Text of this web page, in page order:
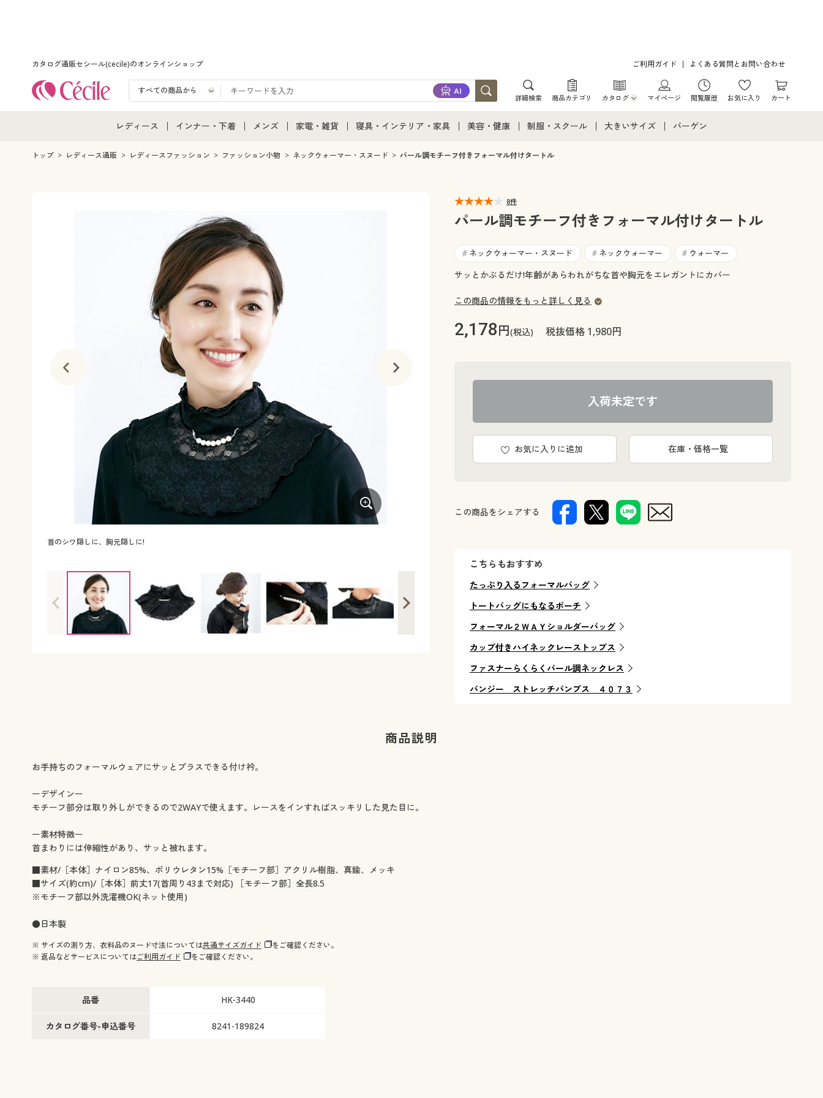
カタログ通販セシール(cecile)のオンラインショップ ご利用ガイド よくある質問とお問い合わせ
詳細検索 商品カテゴリ カタログ
カタログ・チラシからのご注文
マイページ 閲覧履歴 お気に入り カート
レディース
レディース通販すべて
インナー・下着
インナー・下着通販すべて
メンズ下着
ジュニア・ティーンズ下着
メンズ
メンズ通販すべて
家電・雑貨
家電・雑貨すべて
寝具・インテリア・家具
寝具・インテリア・家具通販すべて
カーテン・ラグ・ファブリック
美容・健康
美容・健康通販すべて
制服・スクール
制服・スクールすべて
ジュニア・ティーンズ下着
大きいサイズ
大きいサイズ レディース下着
大きいサイズ メンズ
大きいサイズ 事務・制服
バーゲン
トップ レディース通販 レディースファッション ファッション小物 ネックウォーマー・スヌード パール調モチーフ付きフォーマル付けタートル
首のシワ隠しに、胸元隠しに!
8件
パール調モチーフ付きフォーマル付けタートル
# ネックウォーマー・スヌード # ネックウォーマー # ウォーマー
サッとかぶるだけ!年齢があらわれがちな首や胸元をエレガントにカバー
この商品の情報をもっと詳しく見る
2,178円(税込) 税抜価格 1,980円
入荷未定です
お気に入りに追加 在庫・価格一覧
この商品をシェアする
こちらもおすすめ
たっぷり入るフォーマルバッグ
トートバッグにもなるポーチ
フォーマル２ＷＡＹショルダーバッグ
カップ付きハイネックレーストップス
ファスナーらくらくパール調ネックレス
パンジー ストレッチパンプス ４０７３
商品説明
お手持ちのフォーマルウェアにサッとプラスできる付け衿。
ーデザインー
モチーフ部分は取り外しができるので2WAYで使えます。レースをインすればスッキリした見た目に。
ー素材特徴ー
首まわりには伸縮性があり、サッと被れます。
■素材/［本体］ナイロン85%、ポリウレタン15%［モチーフ部］アクリル樹脂、真鍮、メッキ
■サイズ(約cm)/［本体］前丈17(首周り43まで対応) ［モチーフ部］全長8.5
※モチーフ部以外洗濯機OK(ネット使用)
●日本製
※ サイズの測り方、衣料品のヌード寸法については共通サイズガイド
をご確認ください。
※ 返品などサービスについてはご利用ガイド をご確認ください。
品番 HK-3440
カタログ番号-申込番号 8241-189824